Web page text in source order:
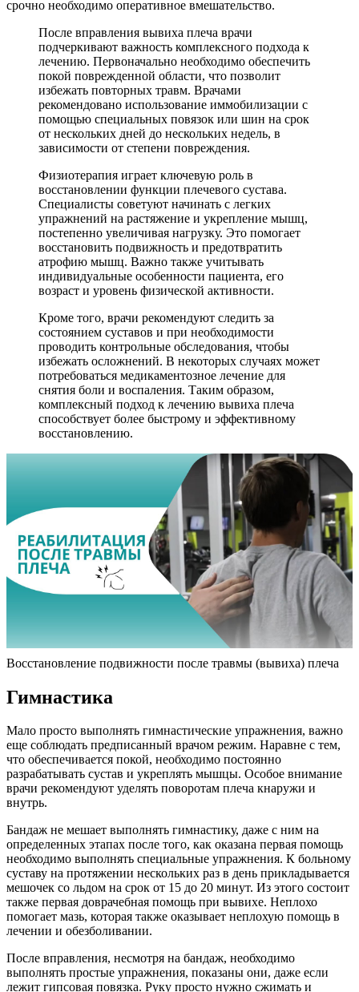
срочно необходимо оперативное вмешательство.
После вправления вывиха плеча врачи
подчеркивают важность комплексного подхода к
лечению. Первоначально необходимо обеспечить
покой поврежденной области, что позволит
избежать повторных травм. Врачами
рекомендовано использование иммобилизации с
помощью специальных повязок или шин на срок
от нескольких дней до нескольких недель, в
зависимости от степени повреждения.
Физиотерапия играет ключевую роль в
восстановлении функции плечевого сустава.
Специалисты советуют начинать с легких
упражнений на растяжение и укрепление мышц,
постепенно увеличивая нагрузку. Это помогает
восстановить подвижность и предотвратить
атрофию мышц. Важно также учитывать
индивидуальные особенности пациента, его
возраст и уровень физической активности.
Кроме того, врачи рекомендуют следить за
состоянием суставов и при необходимости
проводить контрольные обследования, чтобы
избежать осложнений. В некоторых случаях может
потребоваться медикаментозное лечение для
снятия боли и воспаления. Таким образом,
комплексный подход к лечению вывиха плеча
способствует более быстрому и эффективному
восстановлению.
Восстановление подвижности после травмы (вывиха) плеча
Гимнастика
Мало просто выполнять гимнастические упражнения, важно
еще соблюдать предписанный врачом режим. Наравне с тем,
что обеспечивается покой, необходимо постоянно
разрабатывать сустав и укреплять мышцы. Особое внимание
врачи рекомендуют уделять поворотам плеча кнаружи и
внутрь.
Бандаж не мешает выполнять гимнастику, даже с ним на
определенных этапах после того, как оказана первая помощь
необходимо выполнять специальные упражнения. К больному
суставу на протяжении нескольких раз в день прикладывается
мешочек со льдом на срок от 15 до 20 минут. Из этого состоит
также первая доврачебная помощь при вывихе. Неплохо
помогает мазь, которая также оказывает неплохую помощь в
лечении и обезболивании.
После вправления, несмотря на бандаж, необходимо
выполнять простые упражнения, показаны они, даже если
лежит гипсовая повязка. Руку просто нужно сжимать и